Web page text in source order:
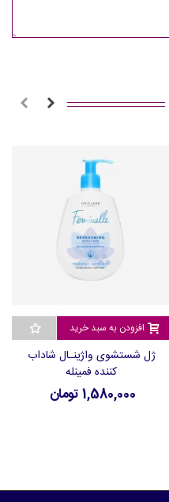
افزودن به سبد خرید
ژل شستشوی واژینـال شاداب
کننده فمینله
1,580,000 تومان